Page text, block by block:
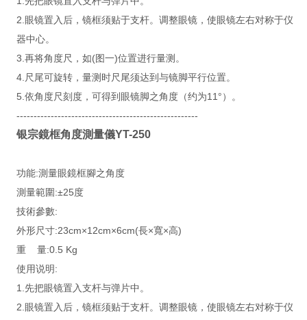
2.眼镜置入后，镜框须贴于支杆。调整眼镜，使眼镜左右对称于仪
器中心。
3.再将角度尺，如(图一)位置进行量测。
4.尺尾可旋转，量测时尺尾须达到与镜脚平行位置。
5.依角度尺刻度，可得到眼镜脚之角度（约为11°）。
-----------------------------------------------------
银宗鏡框角度測量儀YT-250
功能:測量眼鏡框腳之角度
測量範圍:±25度
技術參數:
外形尺寸:23cm×12cm×6cm(長×寬×高)
重 量:0.5 Kg
使用说明:
1.先把眼镜置入支杆与弹片中。
2.眼镜置入后，镜框须贴于支杆。调整眼镜，使眼镜左右对称于仪